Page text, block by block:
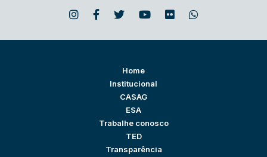
Home
Institucional
CASAG
ESA
Trabalhe conosco
TED
Transparência